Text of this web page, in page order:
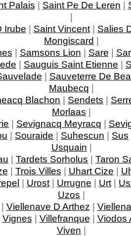
Palais | Saint Pe De Leren |
|
Irube | Saint Vincent| Salies
Mongiscard |
| Samsons Lion | Sare |
| Sauguis Saint Etienne |
| Sauveterre De
Maubecq |
Blachon | Sendets |
Morlaas |
| Sevignacq Meyracq |
| Souraide | Suhescun | Sus
Usquain |
| Tardets Sorholus | Taron
| Trois Villes | Uhart Cize |
| Urost | Urrugne | Urt |
Uzos |
Viellenave D Arthez |
Vignes | Villefranque | Viodos
Viven |